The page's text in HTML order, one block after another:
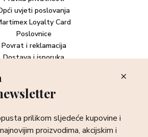
uvjeti poslovanja
Loyalty Card
Poslovnice
Povrat i reklamacija
Dostava i isporuka
akcijskim i ekskluzivnim
događanjima.
prilikom sljedeće kupovine i
proizvodima, akcijskim i